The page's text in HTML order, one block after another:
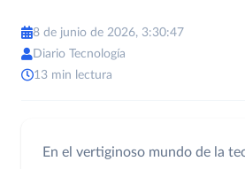
8 de junio de 2026, 3:30:47
Diario Tecnología
13 min lectura
En el vertiginoso mundo de la